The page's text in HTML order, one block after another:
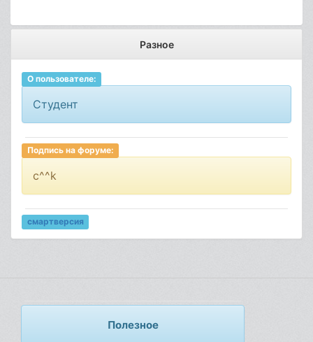
Разное
О пользователе:
Студент
Подпись на форуме:
c^^k
смартверсия
Полезное